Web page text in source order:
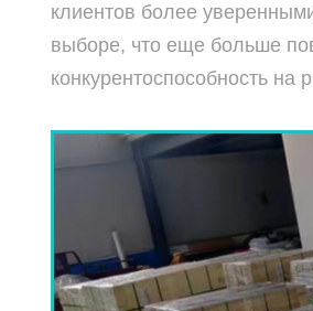
клиентов более
выборе, что еще больше
конкурентоспособность на